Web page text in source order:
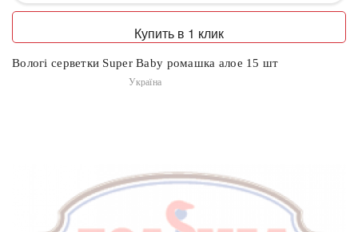
Купить в 1 клик
Вологі серветки Super Baby ромашка алое 15 шт
Україна